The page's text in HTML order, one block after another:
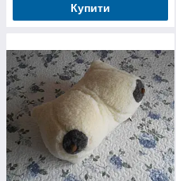
Купити